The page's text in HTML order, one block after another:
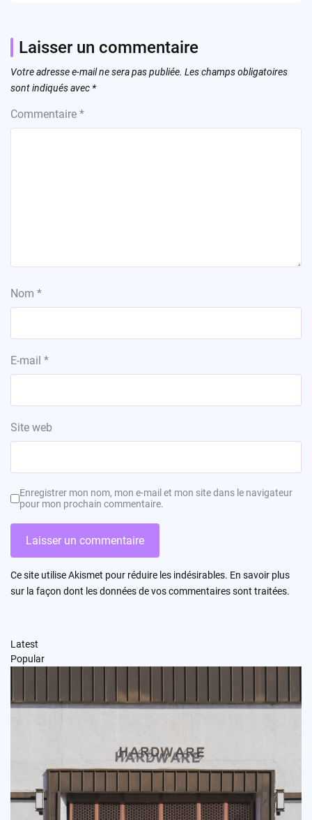
Laisser un commentaire
Votre adresse e-mail ne sera pas publiée. Les champs obligatoires
sont indiqués avec *
Commentaire *
Nom *
E-mail *
Site web
Enregistrer mon nom, mon e-mail et mon site dans le navigateur
pour mon prochain commentaire.
Ce site utilise Akismet pour réduire les indésirables. En savoir plus
sur la façon dont les données de vos commentaires sont traitées.
Latest
Popular